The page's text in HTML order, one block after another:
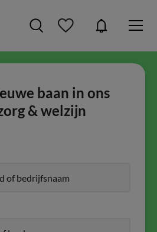
baan in ons
& welzijn